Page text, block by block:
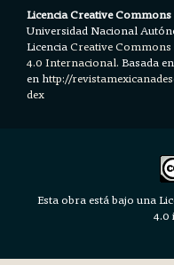
Licencia Creative
Universidad Nacional
LicenciaCreative
4.0 Internacional.Basada
en http://
dex
Esta obra está bajo una
4.0